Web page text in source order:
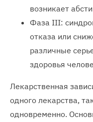
возникает
Фаза III:
отказа или
различные
здоровья
Лекарственная
одного лекарства,
одновременно.